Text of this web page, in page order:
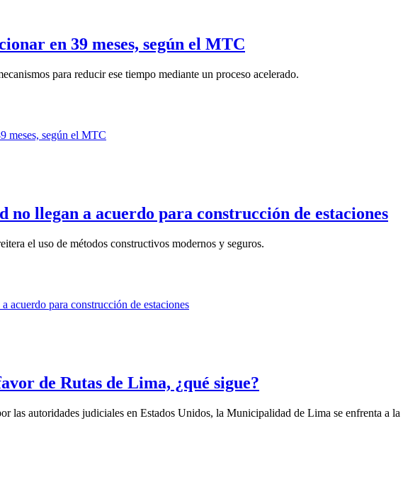
en 39 meses, según el MTC
para reducir ese tiempo mediante un proceso acelerado.
llegan a acuerdo para construcción de estaciones
el uso de métodos constructivos modernos y seguros.
de Rutas de Lima, ¿qué sigue?
las autoridades judiciales en Estados Unidos, la Municipalidad de Lima se enfrenta a la